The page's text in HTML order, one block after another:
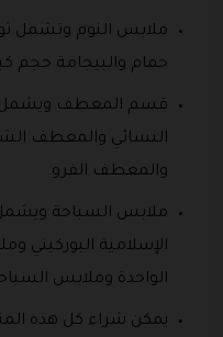
ملابس النوم وتشمل
حمام والبيجامة حجم
قسم المعطف ويشمل
النسائي والمعطف
والمعطف الفرو.
ملابس السباحة
الإسلامية البوركيني
الواحدة وملابس
يمكن شراء كل هذه